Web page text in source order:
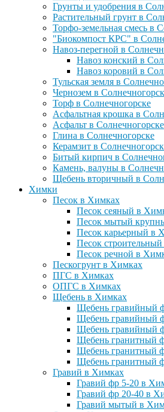
Грунты и удобрения в
Растительный грунт в
Торфо-земельная смесь в
"Биокомпост КРС" в
Навоз-перегной в
Навоз конский в
Навоз коровий в
Тульская земля в
Чернозем в
Торф в Солнечногорске
Асфальтная крошка в
Асфальт в Солнечногорске
Глина в Солнечногорске
Керамзит в
Битый кирпич в
Камень, валуны в
Щебень вторичный в
Химки
Песок в Химках
Песок сеяный в
Песок мытый
Песок карьерный в
Песок
Песок речной в
Пескогрунт в Химках
ПГС в Химках
ОПГС в Химках
Щебень в Химках
Щебень гравийный
Щебень гравийный
Щебень гравийный
Щебень гранитный
Щебень гранитный
Щебень гранитный
Гравий в Химках
Гравий фр 5-20 в
Гравий фр 20-40 в
Гравий мытый в